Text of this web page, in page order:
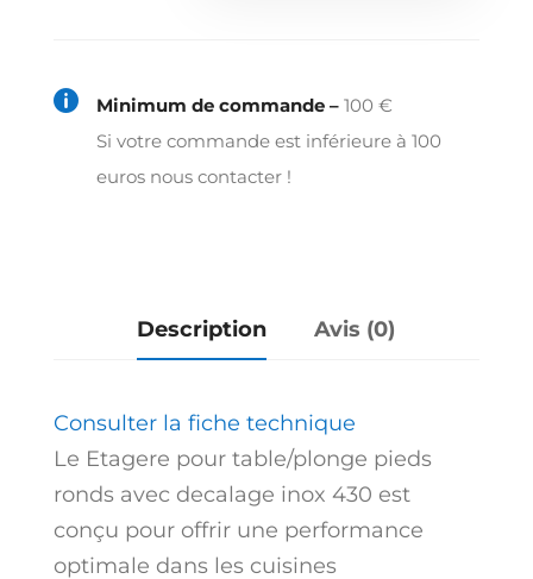
pieds
ronds
avec
 Minimum de commande – 100 €
Si votre commande est inférieure à 100
euros nous contacter !
Description Avis (0)
Consulter la fiche technique
Le Etagere pour table/plonge pieds
ronds avec decalage inox 430 est
conçu pour offrir une performance
optimale dans les cuisines